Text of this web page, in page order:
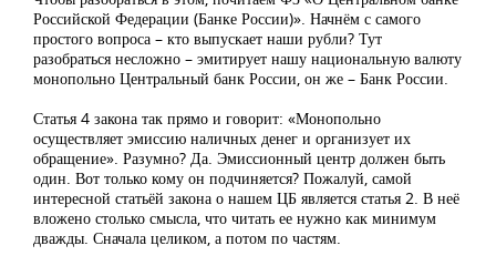
Российской Федерации (Банке России)». Начнём с самого
простого вопроса – кто выпускает наши рубли? Тут
разобраться несложно – эмитирует нашу национальную валюту
монопольно Центральный банк России, он же – Банк России.
Статья 4 закона так прямо и говорит: «Монопольно
осуществляет эмиссию наличных денег и организует их
обращение». Разумно? Да. Эмиссионный центр должен быть
один. Вот только кому он подчиняется? Пожалуй, самой
интересной статьёй закона о нашем ЦБ является статья 2. В неё
вложено столько смысла, что читать ее нужно как минимум
дважды. Сначала целиком, а потом по частям.